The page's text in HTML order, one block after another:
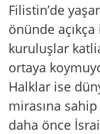
Filistin’de
önünde
kuruluşlar
ortaya
Halklar ise
mirasına
daha önce